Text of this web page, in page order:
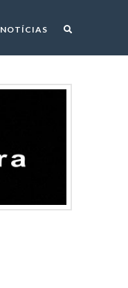
NOTÍCIAS